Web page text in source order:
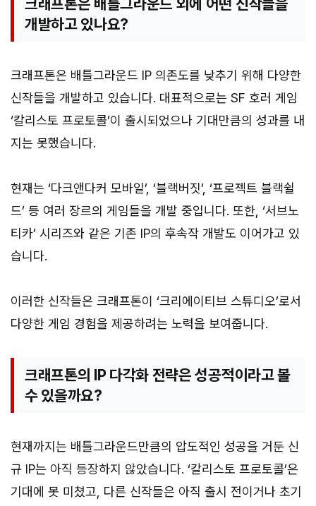
크래프톤은 배틀그라운드 외에 어떤 신작들을
개발하고 있나요?
크래프톤은 배틀그라운드 IP 의존도를 낮추기 위해 다양한
신작들을 개발하고 있습니다. 대표적으로는 SF 호러 게임
‘칼리스토 프로토콜’이 출시되었으나 기대만큼의 성과를 내
지는 못했습니다.
현재는 ‘다크앤다커 모바일’, ‘블랙버짓’, ‘프로젝트 블랙쉴
드’ 등 여러 장르의 게임들을 개발 중입니다. 또한, ‘서브노
티카’ 시리즈와 같은 기존 IP의 후속작 개발도 이어가고 있
습니다.
이러한 신작들은 크래프톤이 ‘크리에이티브 스튜디오’로서
다양한 게임 경험을 제공하려는 노력을 보여줍니다.
크래프톤의 IP 다각화 전략은 성공적이라고 볼
수 있을까요?
현재까지는 배틀그라운드만큼의 압도적인 성공을 거둔 신
규 IP는 아직 등장하지 않았습니다. ‘칼리스토 프로토콜’은
기대에 못 미쳤고, 다른 신작들은 아직 출시 전이거나 초기